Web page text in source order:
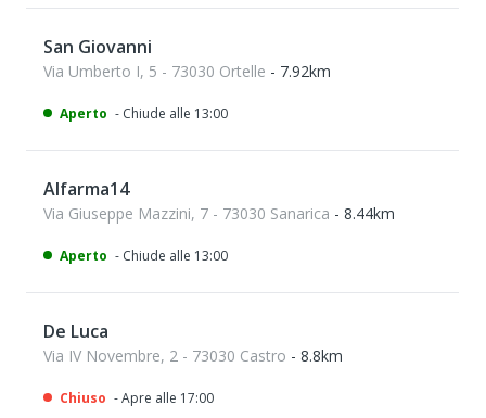
San Giovanni
Via Umberto I, 5 - 73030 Ortelle - 7.92km
Aperto - Chiude alle 13:00
Alfarma14
Via Giuseppe Mazzini, 7 - 73030 Sanarica - 8.44km
Aperto - Chiude alle 13:00
De Luca
Via IV Novembre, 2 - 73030 Castro - 8.8km
Chiuso - Apre alle 17:00